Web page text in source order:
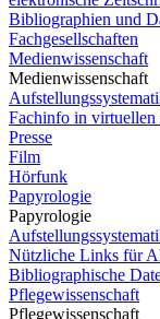
Bibliographien und
Fachgesellschaften
Medienwissenschaft
Medienwissenschaft
Fachinfo in
Presse
Film
Hörfunk
Papyrologie
Papyrologie
Nützliche Links für
Bibliographische
Pflegewissenschaft
Pflegewissenschaft